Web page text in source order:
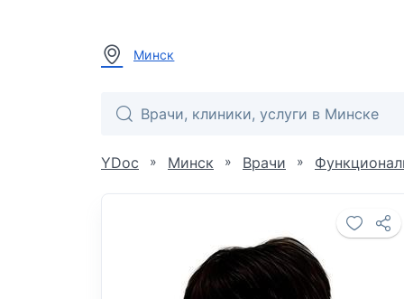
Минск
YDoc » Минск » Врачи »